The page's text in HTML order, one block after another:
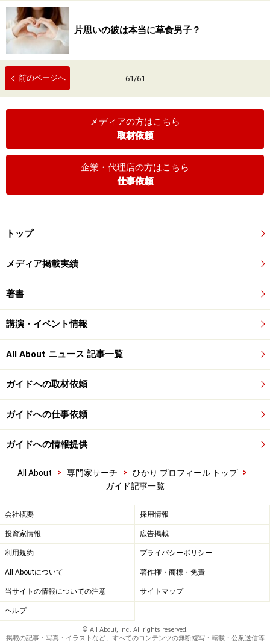
片思いの彼は本当に草食男子？
前のページへ 61/61
メディアの方はこちら
取材依頼
企業・代理店の方はこちら
仕事依頼
トップ
メディア掲載実績
著書
講演・イベント情報
All About ニュース 記事一覧
ガイドへの取材依頼
ガイドへの仕事依頼
ガイドへの情報提供
All About > 専門家サーチ > ひかり プロフィール トップ
>
ガイド記事一覧
会社概要 採用情報
投資家情報 広告掲載
利用規約 プライバシーポリシー
All Aboutについて 著作権・商標・免責
当サイトの情報についての注意 サイトマップ
ヘルプ
© All About, Inc. All rights reserved.
掲載の記事・写真・イラストなど、すべてのコンテンツの無断複写・転載・公衆送信等